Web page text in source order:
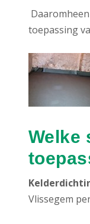
toepassing
Welke
Vlissegem